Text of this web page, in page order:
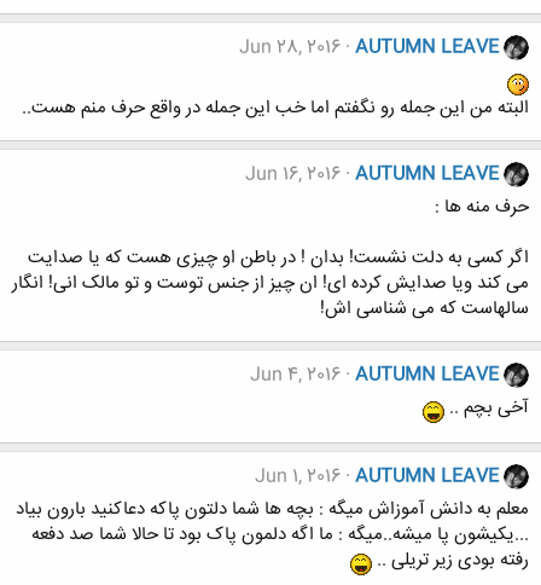
AUTUMN LEAVE
Jun 28, 2016
البته من این جمله رو نگفتم اما خب این جمله در واقع حرف منم هست..
AUTUMN LEAVE
Jun 16, 2016
حرف منه ها :
اگر کسی به دلت نشست! بدان ! در باطن او چیزی هست که یا صدایت
می کند ویا صدایش کرده ای! ان چیز از جنس توست و تو مالک انی! انگار
سالهاست که می شناسی اش!
AUTUMN LEAVE
Jun 4, 2016
آخی بچم ..
AUTUMN LEAVE
Jun 1, 2016
معلم به دانش آموزاش میگه : بچه ها شما دلتون پاکه دعاکنید بارون بیاد
...یکیشون پا میشه..میگه : ما اگه دلمون پاک بود تا حالا شما صد دفعه
رفته بودی زیر تریلی ..